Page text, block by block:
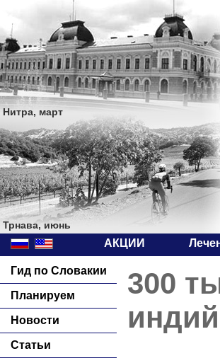
Нитра, март
Трнава, июнь
АКЦИИ
Гид по Словакии
Планируем
Новости
Статьи
300